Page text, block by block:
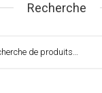
Recherche